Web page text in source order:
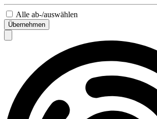
Alle ab-/auswählen
Übernehmen